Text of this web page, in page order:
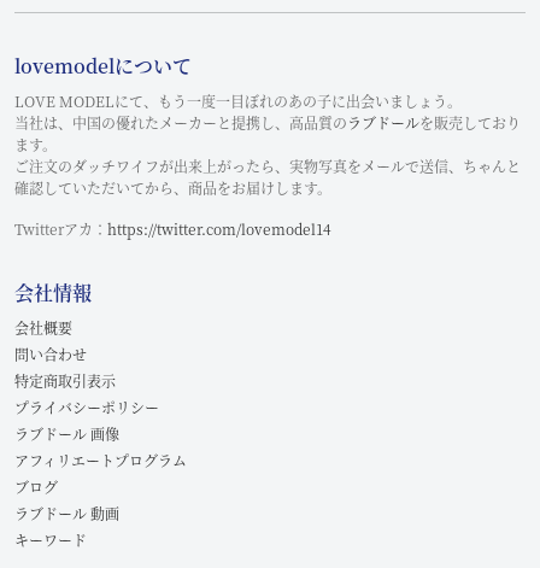
lovemodelについて
LOVE MODELにて、もう一度一目ぼれのあの子に出会いましょう。
当社は、中国の優れたメーカーと提携し、高品質のラブドールを販売しており
ます。
ご注文のダッチワイフが出来上がったら、実物写真をメールで送信、ちゃんと
確認していただいてから、商品をお届けします。
Twitterアカ： https://twitter.com/lovemodel14
会社情報
会社概要
問い合わせ
特定商取引表示
プライバシーポリシー
ラブドール 画像
アフィリエートプログラム
ブログ
ラブドール 動画
キーワード